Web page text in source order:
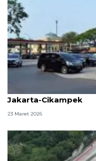
Petugas terapkan
Jakarta-Cikampek
23 Maret 2026